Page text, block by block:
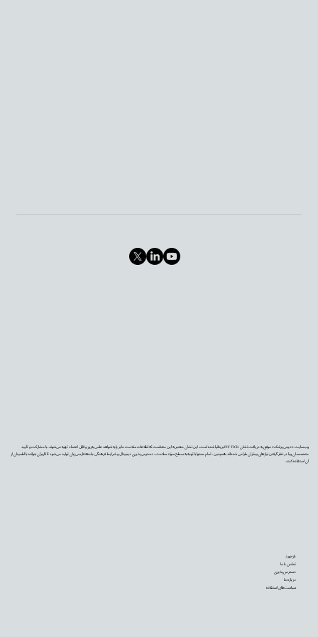
وب‌سایت «دیجی‌پزشک» موفق به دریافت نشان PIF TICK بریتانیا شده است. این نشان معتبر به این معناست که اطلاعات سلامت ما بر پایه شواهد علمی به‌روز و قابل اعتماد تهیه می‌شوند، با مشارکت و تأیید
متخصصان و با در نظر گرفتن نیازهای بیماران طراحی شده‌اند. همچنین، تمام محتوا با توجه به سطح سواد سلامت، دسترس‌پذیری دیجیتال و شرایط فرهنگی جامعه فارسی‌زبان تولید می‌شود تا کاربران بتوانند با اطمینان از
آن استفاده کنند.
بازخورد
تماس با ما
دسترس‌پذیری
درباره ما
سیاست‌های استفاده